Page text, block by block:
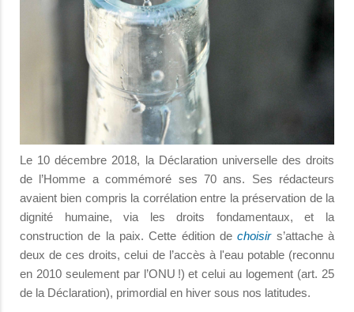
Le 10 décembre 2018, la Déclaration universelle des droits
de l’Homme a commémoré ses 70 ans. Ses rédacteurs
avaient bien compris la corrélation entre la préservation de la
dignité humaine, via les droits fondamentaux, et la
construction de la paix. Cette édition dechoisir s’attache à
deux de ces droits, celui de l’accès à l'eau potable (reconnu
en 2010 seulement par l’ONU !) et celui au logement (art. 25
de la Déclaration), primordial en hiver sous nos latitudes.